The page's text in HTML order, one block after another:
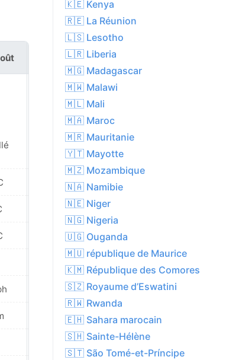
lun. 10. août
Ensoleillé
39.9°C
33.7°C
28.6°C
20.5 kph
0.0 mm
9.0
🇰🇪 Kenya
🇷🇪 La Réunion
🇱🇸 Lesotho
🇱🇷 Liberia
🇲🇬 Madagascar
🇲🇼 Malawi
🇲🇱 Mali
🇲🇦 Maroc
🇲🇷 Mauritanie
🇾🇹 Mayotte
🇲🇿 Mozambique
🇳🇦 Namibie
🇳🇪 Niger
🇳🇬 Nigeria
🇺🇬 Ouganda
🇲🇺 république de Maurice
🇰🇲 République des Comores
🇸🇿 Royaume d’Eswatini
🇷🇼 Rwanda
🇪🇭 Sahara marocain
🇸🇭 Sainte-Hélène
🇸🇹 São Tomé-et-Príncipe